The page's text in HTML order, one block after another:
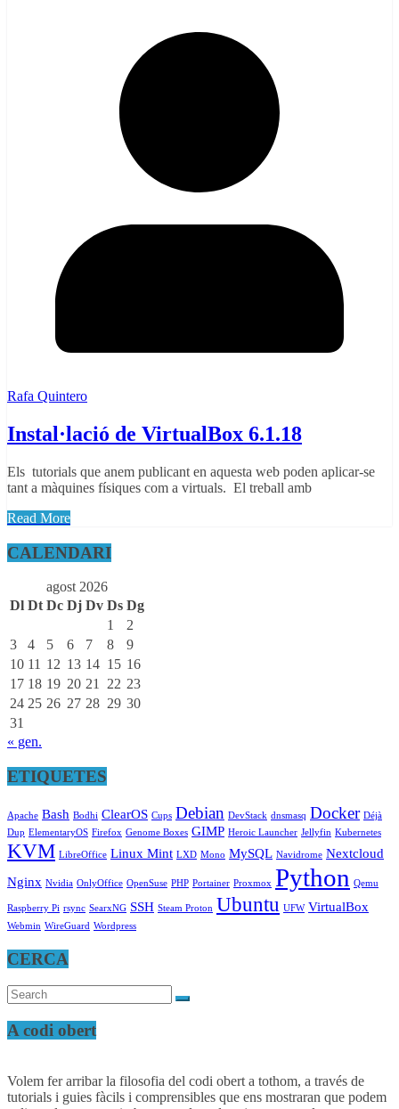
Rafa Quintero
Instal·lació de VirtualBox 6.1.18
Els tutorials que anem publicant en aquesta web poden aplicar-se
tant a màquines físiques com a virtuals. El treball amb
Read More
CALENDARI
agost 2026
Dl Dt Dc Dj Dv Ds Dg
1
2
3
4 5 6 7 8
9
10 11 12 13 14 15 16
17 18 19 20 21 22 23
24 25 26 27 28 29 30
31
« gen.
ETIQUETES
Apache Bash Bodhi ClearOS Cups Debian DevStack dnsmasq Docker Déjà
Dup ElementaryOS Firefox Genome Boxes GIMP Heroic Launcher Jellyfin Kubernetes
KVM LibreOffice Linux Mint LXD Mono MySQL Navidrome Nextcloud
Nginx Nvidia OnlyOffice OpenSuse PHP Portainer Proxmox Python Qemu
Raspberry Pi rsync SearxNG SSH Steam Proton Ubuntu UFW VirtualBox
Webmin WireGuard Wordpress
CERCA
A codi obert
Volem fer arribar la filosofia del codi obert a tothom, a través de
tutorials i guies fàcils i comprensibles que ens mostraran que podem